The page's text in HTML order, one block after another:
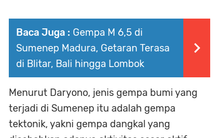
Baca Juga : Gempa M 6,5 di
Sumenep Madura, Getaran Terasa
di Blitar, Bali hingga Lombok
Menurut Daryono, jenis gempa bumi yang
terjadi di Sumenep itu adalah gempa
tektonik, yakni gempa dangkal yang